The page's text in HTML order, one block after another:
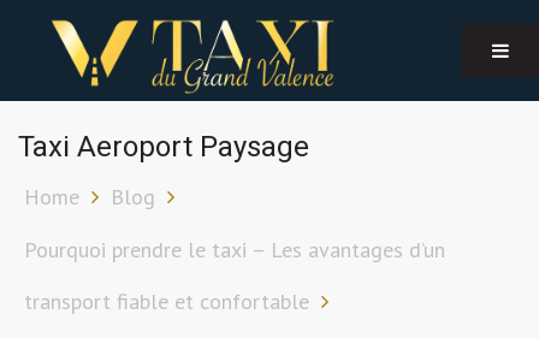
Taxi Aeroport Paysage
Home
Blog
Pourquoi prendre le taxi – Les avantages d’un
transport fiable et confortable